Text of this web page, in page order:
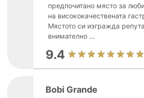
предпочитано място за
на висококачествената
Мястото си изгражда
внимателно ...
9.4
Bobi Grande